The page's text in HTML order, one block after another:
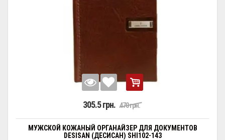
305.5 грн. 470 грн.
МУЖСКОЙ КОЖАНЫЙ ОРГАНАЙЗЕР ДЛЯ ДОКУМЕНТОВ
DESISAN (ДЕСИСАН) SHI102-143